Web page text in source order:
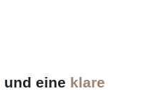
und eine klare